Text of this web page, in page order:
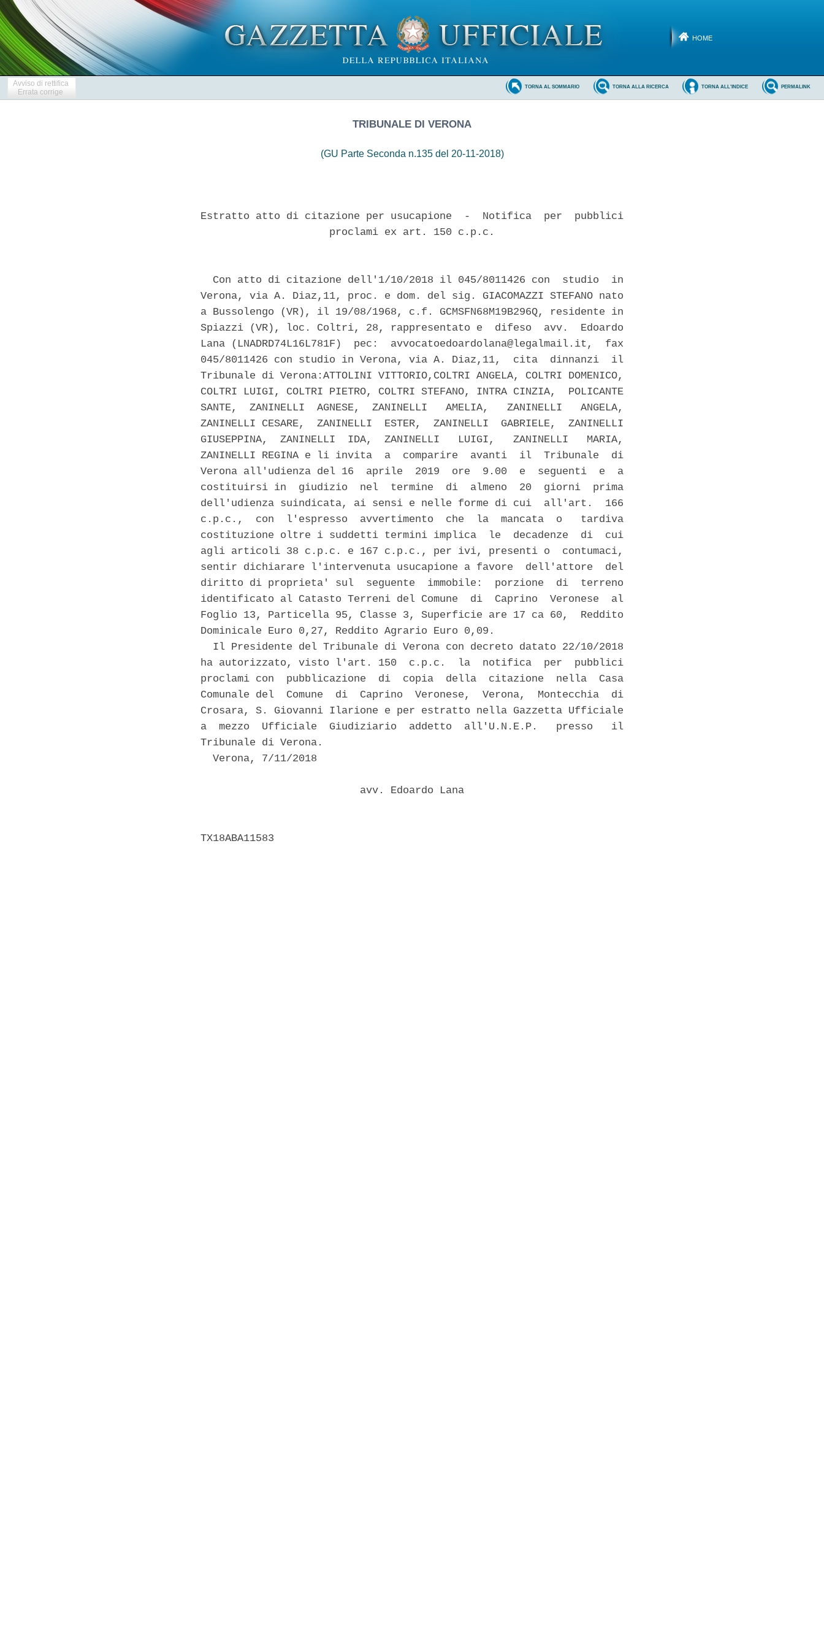
HOME
Avviso di rettifica
Errata corrige
PERMALINK
TORNA ALL'INDICE
TORNA ALLA RICERCA
TORNA AL SOMMARIO
TRIBUNALE DI VERONA
(GU Parte Seconda n.135 del 20-11-2018)
Estratto atto di citazione per usucapione  -  Notifica  per  pubblici
                     proclami ex art. 150 c.p.c.
  Con atto di citazione dell'1/10/2018 il 045/8011426 con  studio  in
Verona, via A. Diaz,11, proc. e dom. del sig. GIACOMAZZI STEFANO nato
a Bussolengo (VR), il 19/08/1968, c.f. GCMSFN68M19B296Q, residente in
Spiazzi (VR), loc. Coltri, 28, rappresentato e  difeso  avv.  Edoardo
Lana (LNADRD74L16L781F)  pec:  avvocatoedoardolana@legalmail.it,  fax
045/8011426 con studio in Verona, via A. Diaz,11,  cita  dinnanzi  il
Tribunale di Verona:ATTOLINI VITTORIO,COLTRI ANGELA, COLTRI DOMENICO,
COLTRI LUIGI, COLTRI PIETRO, COLTRI STEFANO, INTRA CINZIA,  POLICANTE
SANTE,  ZANINELLI  AGNESE,  ZANINELLI   AMELIA,   ZANINELLI   ANGELA,
ZANINELLI CESARE,  ZANINELLI  ESTER,  ZANINELLI  GABRIELE,  ZANINELLI
GIUSEPPINA,  ZANINELLI  IDA,  ZANINELLI   LUIGI,   ZANINELLI   MARIA,
ZANINELLI REGINA e li invita  a  comparire  avanti  il  Tribunale  di
Verona all'udienza del 16  aprile  2019  ore  9.00  e  seguenti  e  a
costituirsi in  giudizio  nel  termine  di  almeno  20  giorni  prima
dell'udienza suindicata, ai sensi e nelle forme di cui  all'art.  166
c.p.c.,  con  l'espresso  avvertimento  che  la  mancata  o   tardiva
costituzione oltre i suddetti termini implica  le  decadenze  di  cui
agli articoli 38 c.p.c. e 167 c.p.c., per ivi, presenti o  contumaci,
sentir dichiarare l'intervenuta usucapione a favore  dell'attore  del
diritto di proprieta' sul  seguente  immobile:  porzione  di  terreno
identificato al Catasto Terreni del Comune  di  Caprino  Veronese  al
Foglio 13, Particella 95, Classe 3, Superficie are 17 ca 60,  Reddito
Dominicale Euro 0,27, Reddito Agrario Euro 0,09.
  Il Presidente del Tribunale di Verona con decreto datato 22/10/2018
ha autorizzato, visto l'art. 150  c.p.c.  la  notifica  per  pubblici
proclami con  pubblicazione  di  copia  della  citazione  nella  Casa
Comunale del  Comune  di  Caprino  Veronese,  Verona,  Montecchia  di
Crosara, S. Giovanni Ilarione e per estratto nella Gazzetta Ufficiale
a  mezzo  Ufficiale  Giudiziario  addetto  all'U.N.E.P.   presso   il
Tribunale di Verona.
  Verona, 7/11/2018
                          avv. Edoardo Lana